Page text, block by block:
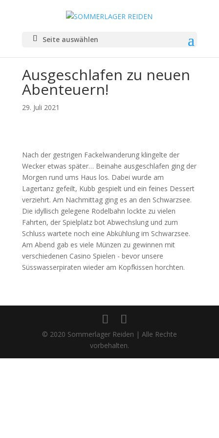
Seite auswählen
Ausgeschlafen zu neuen
Abenteuern!
29. Juli 2021
Nach der gestrigen Fackelwanderung klingelte der
Wecker etwas später… Beinahe ausgeschlafen ging der
Morgen rund ums Haus los. Dabei wurde am
Lagertanz gefeilt, Kubb gespielt und ein feines Dessert
verziehrt. Am Nachmittag ging es an den Schwarzsee.
Die idyllisch gelegene Rodelbahn lockte zu vielen
Fahrten, der Spielplatz bot Abwechslung und zum
Schluss wartete noch eine Abkühlung im Schwarzsee.
Am Abend gab es viele Münzen zu gewinnen mit
verschiedenen Casino Spielen - bevor unsere
Süsswasserpiraten wieder am Kopfkissen horchten.
© 2020 Sommerlager Reiden | Alle Rechte
vorbehalten.